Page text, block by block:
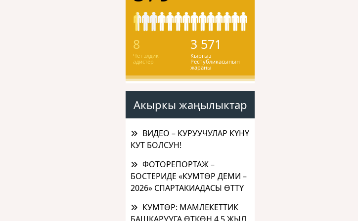
8
Чет элдик
адистер
3 571
Кыргыз
Республикасынын
жараны
Акыркы жаңылыктар
ВИДЕО – КУРУУЧУЛАР КҮНҮ
КУТ БОЛСУН!
ФОТОРЕПОРТАЖ –
БОСТЕРИДЕ «КУМТӨР ДЕМИ –
2026» СПАРТАКИАДАСЫ ӨТТҮ
КУМТӨР: МАМЛЕКЕТТИК
БАШКАРУУГА ӨТКӨН 4,5 ЖЫЛ